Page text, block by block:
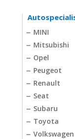
MINI
Mitsubishi
Opel
Peugeot
Renault
Seat
Subaru
Toyota
Volkswagen